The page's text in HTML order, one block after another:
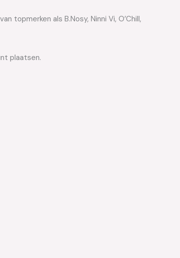
topmerken als B.Nosy, Ninni Vi, O’Chill,
plaatsen.